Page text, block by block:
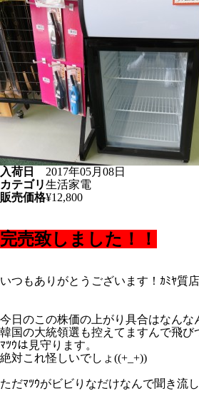
入荷日
2017年05月08日
カテゴリ生活家電
販売価格¥12,800
完売致しました！！
いつもありがとうございます！ｶﾐﾔ質
今日のこの株価の上がり具合はなんな
韓国の大統領選も控えてますんで飛び
ﾏﾂｳは見守ります。
絶対これ怪しいでしょ((+_+))
ただﾏﾂｳがビビりなだけなんで聞き流